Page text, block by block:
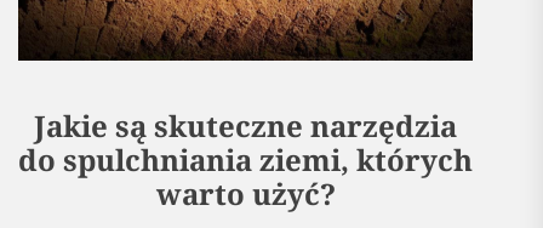
Jakie są skuteczne narzędzia
do spulchniania ziemi, których
warto użyć?